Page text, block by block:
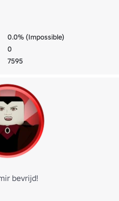
0.0% (Impossible)
0
7595
bevrijd!